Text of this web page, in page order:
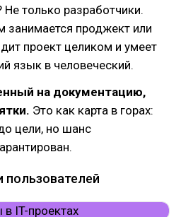
только разработчики.
занимается проджект или
проект целиком и умеет
язык в человеческий.
на документацию,
Это как карта в горах:
цели, но шанс